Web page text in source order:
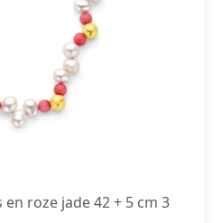
roze jade 42 + 5 cm 3